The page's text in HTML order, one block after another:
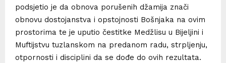
podsjetio je da obnova porušenih džamija znači
obnovu dostojanstva i opstojnosti Bošnjaka na ovim
prostorima te je uputio čestitke Medžlisu u Bijeljini i
Muftijstvu tuzlanskom na predanom radu, strpljenju,
otpornosti i disciplini da se dođe do ovih rezultata.